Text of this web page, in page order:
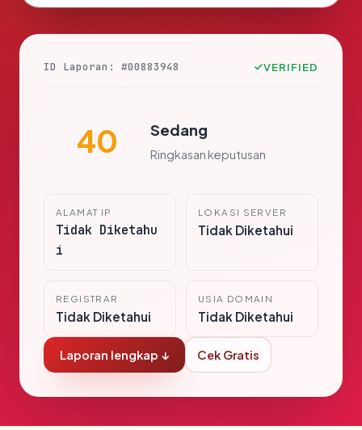
ID Laporan: #00883948 VERIFIED
40 Sedang
Ringkasan keputusan
ALAMAT IP
Tidak Diketahu
i
LOKASI SERVER
Tidak Diketahui
REGISTRAR
Tidak Diketahui
USIA DOMAIN
Tidak Diketahui
Laporan lengkap ↓ Cek Gratis